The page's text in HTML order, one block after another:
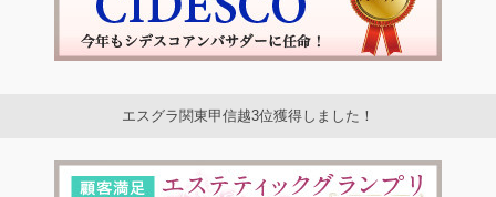
エスグラ関東甲信越3位獲得しました！